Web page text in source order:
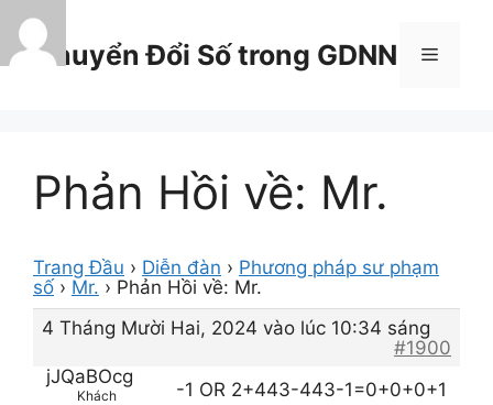
Chuyển
đến
nội
Chuyển Đổi Số trong GDNN Menu
Phản Hồi về: Mr.
Trang Đầu › Diễn đàn › Phương pháp sư phạm
số › Mr. › Phản Hồi về: Mr.
4 Tháng Mười Hai, 2024 vào lúc 10:34 sáng
#1900
jJQaBOcg
Khách
-1 OR 2+443-443-1=0+0+0+1